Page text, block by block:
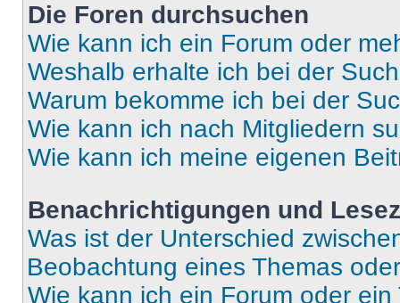
Die Foren durchsuchen
Wie kann ich ein Forum oder
Weshalb erhalte ich bei der
Warum bekomme ich bei der
Wie kann ich nach Mitgliedern
Wie kann ich meine eigenen
Benachrichtigungen und
Was ist der Unterschied
Beobachtung eines Themas
Wie kann ich ein Forum oder